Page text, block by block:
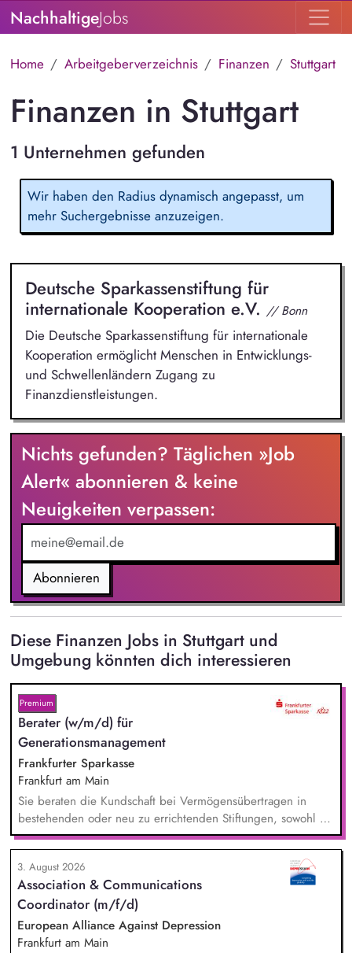
NachhaltigeJobs
Home Arbeitgeberverzeichnis Finanzen Stuttgart
Finanzen in Stuttgart
1 Unternehmen gefunden
Wir haben den Radius dynamisch angepasst, um
mehr Suchergebnisse anzuzeigen.
Deutsche Sparkassenstiftung für
internationale Kooperation e.V. // Bonn
Die Deutsche Sparkassenstiftung für internationale
Kooperation ermöglicht Menschen in Entwicklungs-
und Schwellenländern Zugang zu
Finanzdienstleistungen.
Nichts gefunden? Täglichen »Job
Alert« abonnieren & keine
Neuigkeiten verpassen:
Abonnieren
Diese Finanzen Jobs in Stuttgart und
Umgebung könnten dich interessieren
Premium
Berater (w/m/d) für
Generationsmanagement
Frankfurter Sparkasse
Frankfurt am Main
Sie beraten die Kundschaft bei Vermögensübertragen in
bestehenden oder neu zu errichtenden Stiftungen, sowohl zu
Lebzeiten als auch im Rahmen der Nachlassplanung. Sie
übernehmen eigenverantwortlich alle relevanten Aufgaben
bei der Testamentsvollstreckung und Nachlassverwaltung. Sie
wirken aktiv an Werbemaßnahmen im Stiftungs- und
Nachlassmanagement mit, auch in kreativer Hinsicht.
3. August 2026
Association & Communications
Coordinator (m/f/d)
European Alliance Against Depression
Frankfurt am Main